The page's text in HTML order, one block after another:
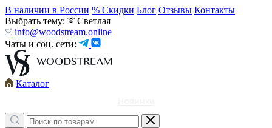
В наличии в России % Скидки Блог Отзывы Контакты
Выбрать тему:
Светлая
info@woodstream.online
Чаты и соц. сети:
Каталог